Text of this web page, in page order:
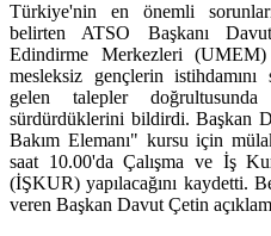
Türkiye'nin en önemli
belirten ATSO Başkanı
Edindirme Merkezleri
mesleksiz gençlerin istihdamını
gelen talepler
sürdürdüklerini bildirdi. Başkan
Bakım Elemanı" kursu için
saat 10.00'da Çalışma ve İş
(İŞKUR) yapılacağını kaydetti.
veren Başkan Davut Çetin